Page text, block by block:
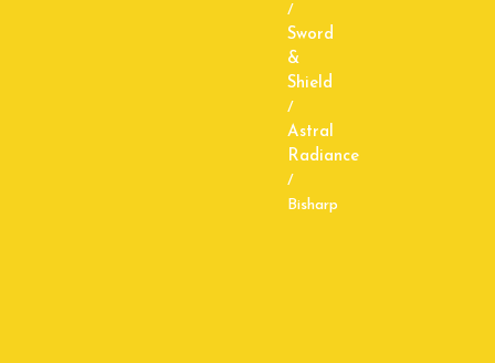
/
Sword
&
Shield
/
Astral
Radiance
/
Bisharp